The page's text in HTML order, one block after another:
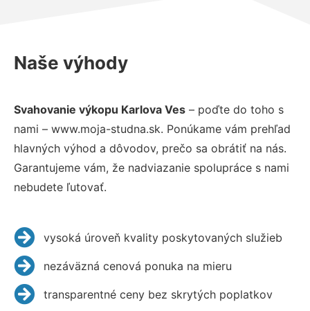
Naše výhody
Svahovanie výkopu Karlova Ves – poďte do toho s
nami – www.moja-studna.sk. Ponúkame vám prehľad
hlavných výhod a dôvodov, prečo sa obrátiť na nás.
Garantujeme vám, že nadviazanie spolupráce s nami
nebudete ľutovať.
vysoká úroveň kvality poskytovaných služieb
nezáväzná cenová ponuka na mieru
transparentné ceny bez skrytých poplatkov